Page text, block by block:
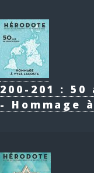
200-201 :
- Hommage